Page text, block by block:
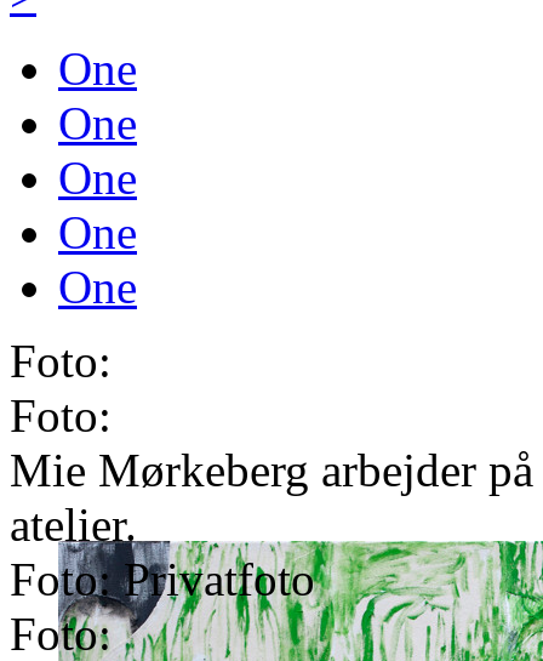
One
One
One
One
One
Foto:
Foto:
Mie Mørkeberg arbejder
atelier.
Foto: Privatfoto
Foto: